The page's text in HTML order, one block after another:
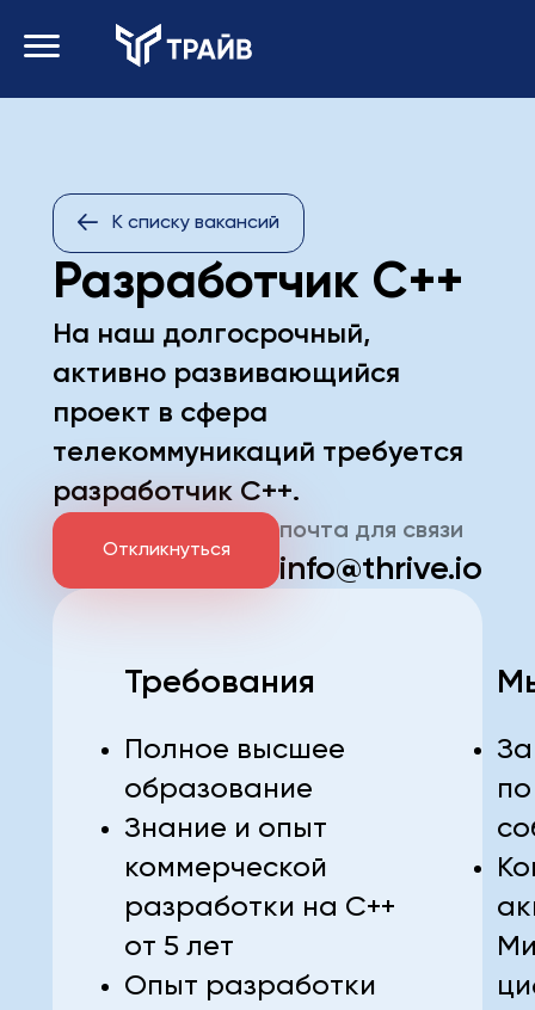
К списку вакансий
Разработчик C++
На наш долгосрочный,
активно развивающийся
проект в сфера
телекоммуникаций требуется
разработчик С++.
Откликнуться
почта для связи
info@thrive.io
Требования
Полное высшее
образование
Знание и опыт
коммерческой
разработки на С++
от 5 лет
Опыт разработки